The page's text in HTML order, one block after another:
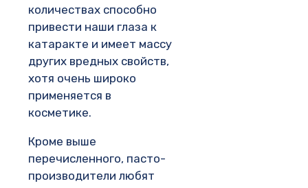
количествах способно
привести наши глаза к
катаракте и имеет массу
других вредных свойств,
хотя очень широко
применяется в
косметике.
Кроме выше
перечисленного, пасто-
производители любят